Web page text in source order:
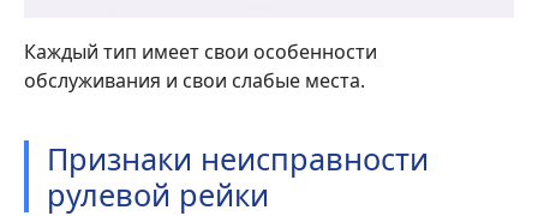
Каждый тип имеет свои особенности
обслуживания и свои слабые места.
Признаки неисправности
рулевой рейки